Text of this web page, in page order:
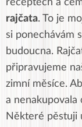
receptech a
rajčata. To je
si ponechávám
budoucna.
připravujeme
zimní měsíce.
a nenakupovala
Některé pěstuji